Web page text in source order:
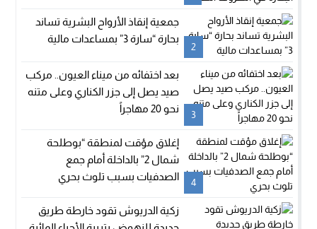
2
جمعية إنقاذ الأرواح البشرية تساند
بحارة “سارة 3” بمساعدات مالية
3
بعد اختفائه من ميناء العيون.. مركب
صيد يصل إلى جزر الكناري وعلى متنه
نحو 20 مهاجراً
4
إغلاق مؤقت لمنطقة “بوطلحة
شمال 2” بالداخلة أمام جمع
الصدفيات بسبب تلوث بحري
زكية الدريوش تقود خارطة طريق